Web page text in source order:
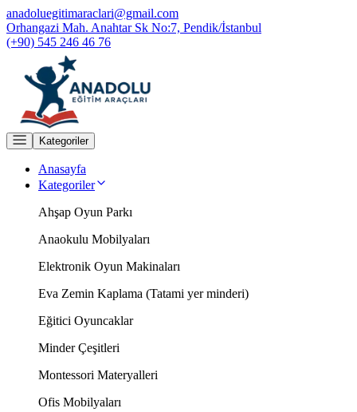
anadoluegitimaraclari@gmail.com
Orhangazi Mah. Anahtar Sk No:7, Pendik/İstanbul
(+90) 545 246 46 76
Kategoriler
Anasayfa
Kategoriler
Ahşap Oyun Parkı
Anaokulu Mobilyaları
Elektronik Oyun Makinaları
Eva Zemin Kaplama (Tatami yer minderi)
Eğitici Oyuncaklar
Minder Çeşitleri
Montessori Materyalleri
Ofis Mobilyaları